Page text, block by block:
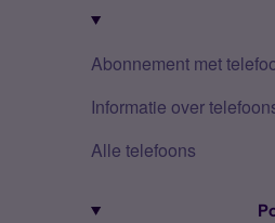
Abonnement met
Informatie over
Alle telefoons